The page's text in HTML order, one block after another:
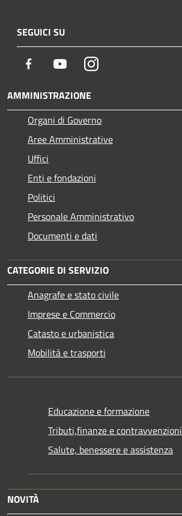
SEGUICI SU
Facebook YoutubeInstagram
AMMINISTRAZIONE
Organi di Governo
Aree Amministrative
Uffici
Enti e fondazioni
Politici
Personale Amministrativo
Documenti e dati
CATEGORIE DI SERVIZIO
Anagrafe e stato civile
Imprese e Commercio
Catasto e urbanistica
Mobilità e trasporti
Educazione e formazione
Tributi,finanze e contravvenzioni
Salute, benessere e assistenza
NOVITÀ